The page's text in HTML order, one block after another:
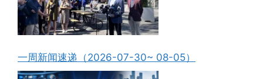
一周新闻速递（2026-07-30~ 08-05）